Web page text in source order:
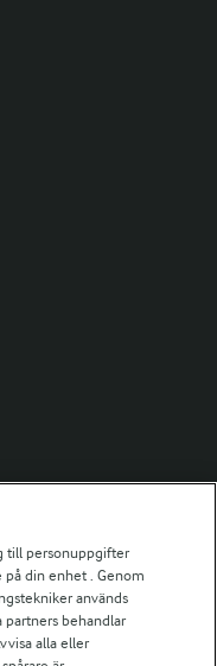
till personuppgifter
på din enhet . Genom
används
partners behandlar
alla eller